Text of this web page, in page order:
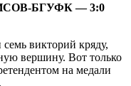
БГУФК — 3:0
викторий кряду,
вершину. Вот только
на медали